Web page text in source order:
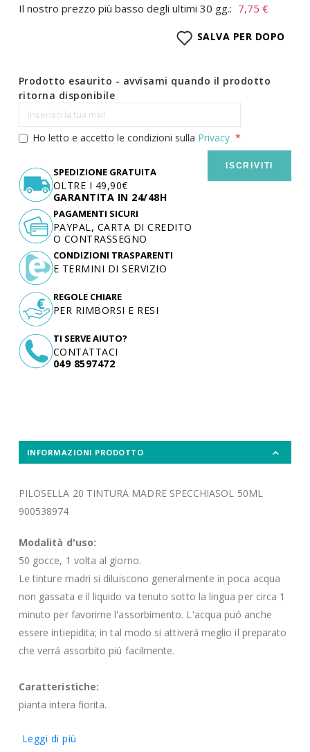
Il nostro prezzo più basso degli ultimi 30 gg.: 7,75 €
SALVA PER DOPO
Prodotto esaurito - avvisami quando il prodotto
ritorna disponibile
Ho letto e accetto le condizioni sulla Privacy
ISCRIVITI
SPEDIZIONE GRATUITA
OLTRE I 49,90€
GARANTITA IN 24/48H
TI SERVE AIUTO?
CONTATTACI
049 8597472
PAGAMENTI SICURI
PAYPAL, CARTA DI CREDITO
O CONTRASSEGNO
CONDIZIONI TRASPARENTI
E TERMINI DI SERVIZIO
REGOLE CHIARE
PER RIMBORSI E RESI
INFORMAZIONI PRODOTTO
PILOSELLA 20 TINTURA MADRE SPECCHIASOL 50ML
900538974
Modalità d'uso:
50 gocce, 1 volta al giorno.
Le tinture madri si diluiscono generalmente in poca acqua
non gassata e il liquido va tenuto sotto la lingua per circa 1
minuto per favorirne l'assorbimento. L'acqua puó anche
essere intiepidita; in tal modo si attiverá meglio il preparato
che verrá assorbito piú facilmente.
Caratteristiche:
pianta intera fiorita.
Leggi di più